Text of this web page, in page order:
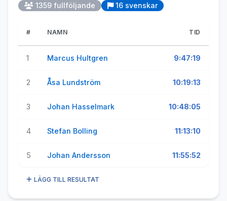
1359 fullföljande 16 svenskar
# NAMN TID
1 Marcus Hultgren 9:47:19
2 Åsa Lundström 10:19:13
3 Johan Hasselmark 10:48:05
4 Stefan Bolling 11:13:10
5 Johan Andersson 11:55:52
LÄGG TILL RESULTAT